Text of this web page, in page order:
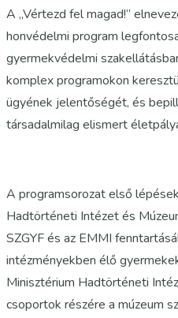
A „Vértezd fel magad!”
honvédelmi program
gyermekvédelmi
komplex programokon
ügyének jelentőségét, és
társadalmilag elismert
A programsorozat első
Hadtörténeti Intézet és
SZGYF és az EMMI
intézményekben élő
Minisztérium Hadtörténeti
csoportok részére a múzeum